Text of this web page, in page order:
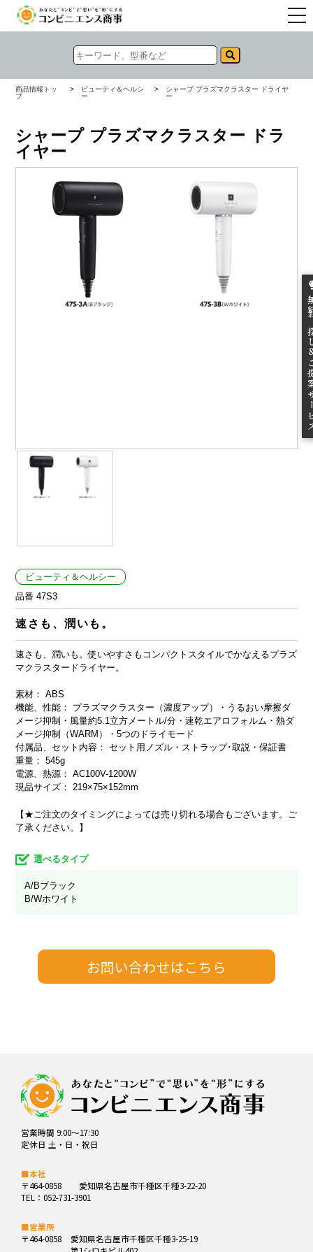
無
ご
商品情報トッ
プ
>
ビューティ＆ヘルシ
ー
>
シャープ プラズマクラスター ドライヤ
ー
シャープ プラズマクラスター ドラ
イヤー
ビューティ＆ヘルシー
品番 47S3
速さも、潤いも。
速さも、潤いも。使いやすさもコンパクトスタイルでかなえるプラズ
マクラスタードライヤー。
素材： ABS
機能、性能： プラズマクラスター（濃度アップ）・うるおい摩擦ダ
メージ抑制・風量約5.1立方メートル/分・速乾エアロフォルム・熱ダ
メージ抑制（WARM）・5つのドライモード
付属品、セット内容： セット用ノズル・ストラップ･取説・保証書
重量： 545g
電源、熱源： AC100V-1200W
現品サイズ： 219×75×152mm
【★ご注文のタイミングによっては売り切れる場合もございます。ご
了承ください。】
選べるタイプ
A/Bブラック
B/Wホワイト
営業時間 9:00～17:30
定休日 土・日・祝日
■本社
〒464-0858
愛知県名古屋市千種区千種3-22-20
TEL：052-731-3901
■営業所
〒464-0858
愛知県名古屋市千種区千種3-25-19